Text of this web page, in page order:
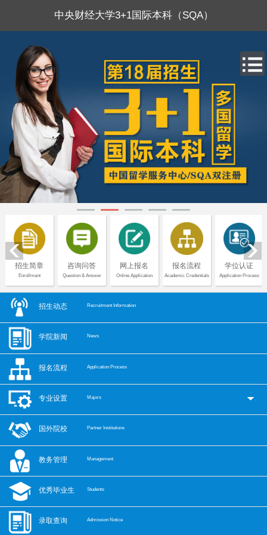
中央财经大学3+1国际本科（SQA）
招生简章
Enrollment
咨询问答
Question & Answer
网上报名
Online Application
报名流程
Academic Credentials
学位认证
Application Process
招生动态 Recruitment Information
学院新闻 News
报名流程 Application Process
专业设置 Majors
国外院校 Partner Institutions
教务管理 Management
优秀毕业生 Students
录取查询 Admission Notice